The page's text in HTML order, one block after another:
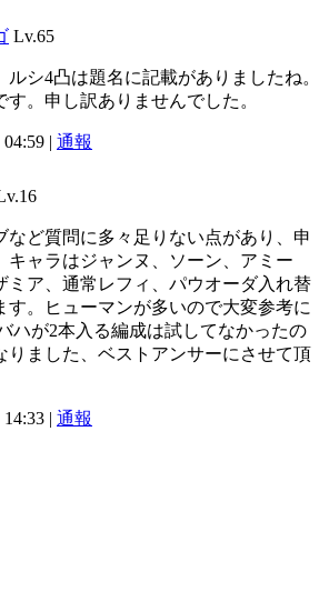
Lv.65
ルシ4凸は題名に記載がありましたね。
す。申し訳ありませんでした。
| 通報
など質問に多々足りない点があり、申
キャラはジャンヌ、ソーン、アミー
ミア、通常レフィ、パウオーダ入れ替
す。ヒューマンが多いので大変参考に
ハが2本入る編成は試してなかったの
りました、ベストアンサーにさせて頂
| 通報